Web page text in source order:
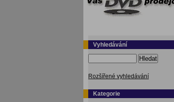
Vyhledávání
Hledat
Rozšířené vyhledávání
Kategorie